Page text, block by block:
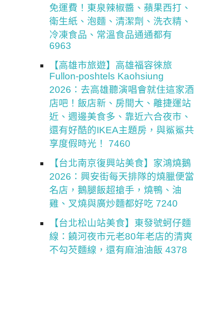
免運費！東泉辣椒醬、蘋果西打、
衛生紙、泡麵、清潔劑、洗衣精、
冷凍食品、常溫食品通通都有
6963
【高雄市旅遊】高雄福容徠旅
Fullon-poshtels Kaohsiung
2026：去高雄聽演唱會就住這家酒
店吧！飯店新、房間大、離捷運站
近、週邊美食多、靠近六合夜市、
還有好酷的IKEA主題房，與鯊鯊共
享度假時光！ 7460
【台北南京復興站美食】家鴻燒鵝
2026：興安街每天排隊的燒臘便當
名店，鵝腿飯超搶手，燒鴨、油
雞、叉燒與廣炒麵都好吃 7240
【台北松山站美食】東發號蚵仔麵
線：饒河夜市元老80年老店的清爽
不勾芡麵線，還有麻油油飯 4378